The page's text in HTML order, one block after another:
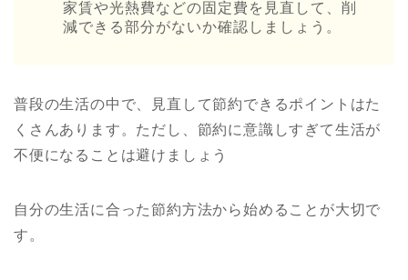
家賃や光熱費などの固定費を見直して、削
減できる部分がないか確認しましょう。
普段の生活の中で、見直して節約できるポイントはた
くさんあります。ただし、節約に意識しすぎて生活が
不便になることは避けましょう
自分の生活に合った節約方法から始めることが大切で
す。